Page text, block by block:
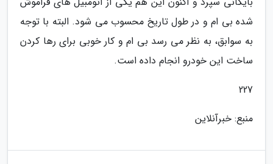
شده بی ام و در طول تاریخ محسوب می شود. البته با توجه
به سوابق، به نظر می رسد بی ام و کار خوبی برای رها کردن
ساخت این خودرو انجام داده است.
227
منبع: خبرآنلاین